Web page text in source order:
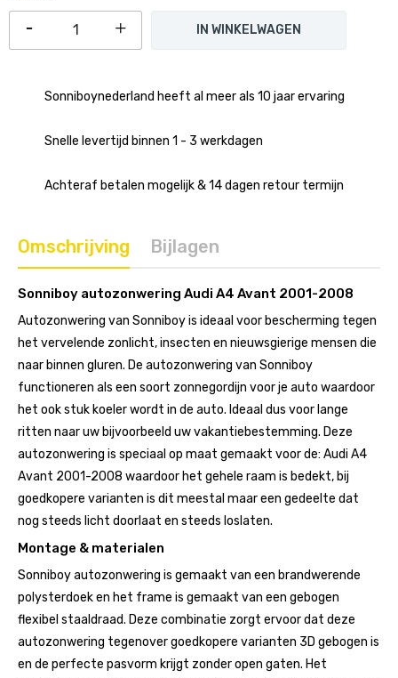
IN WINKELWAGEN
Sonniboynederland heeft al meer als 10 jaar ervaring
Snelle levertijd binnen 1 - 3 werkdagen
Achteraf betalen mogelijk & 14 dagen retour termijn
Omschrijving Bijlagen
Sonniboy autozonwering Audi A4 Avant 2001-2008
Autozonwering van Sonniboy is ideaal voor bescherming tegen
het vervelende zonlicht, insecten en nieuwsgierige mensen die
naar binnen gluren. De autozonwering van Sonniboy
functioneren als een soort zonnegordijn voor je auto waardoor
het ook stuk koeler wordt in de auto. Ideaal dus voor lange
ritten naar uw bijvoorbeeld uw vakantiebestemming. Deze
autozonwering is speciaal op maat gemaakt voor de: Audi A4
Avant 2001-2008 waardoor het gehele raam is bedekt, bij
goedkopere varianten is dit meestal maar een gedeelte dat
nog steeds licht doorlaat en steeds loslaten.
Montage & materialen
Sonniboy autozonwering is gemaakt van een brandwerende
polysterdoek en het frame is gemaakt van een gebogen
flexibel staaldraad. Deze combinatie zorgt ervoor dat deze
autozonwering tegenover goedkopere varianten 3D gebogen is
en de perfecte pasvorm krijgt zonder open gaten. Het